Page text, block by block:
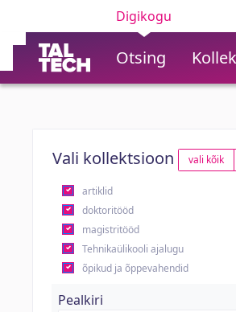
Digikogu
Otsing
Vali kollektsioon vali kõik
artiklid
doktoritööd
magistritööd
Tehnikaülikooli ajalugu
õpikud ja õppevahendid
Pealkiri